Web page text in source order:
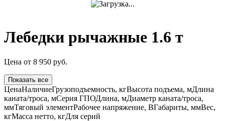
Лебедки рычажные 1.6 т
Цена от 8 950 руб.
Показать все
ЦенаНаличиеГрузоподъемность, кгВысота подъема, мДлина
каната/троса, мСерия ГПОДлина, мДиаметр каната/троса,
ммТяговый элементРабочее напряжение, ВГабариты, ммВес,
кгМасса нетто, кгДля серий